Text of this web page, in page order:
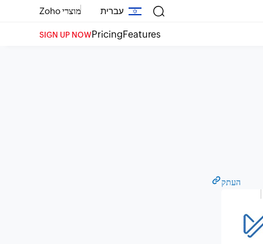
עברית מוצרי Zoho
Features
Pricing
SIGN UP NOW
העתק